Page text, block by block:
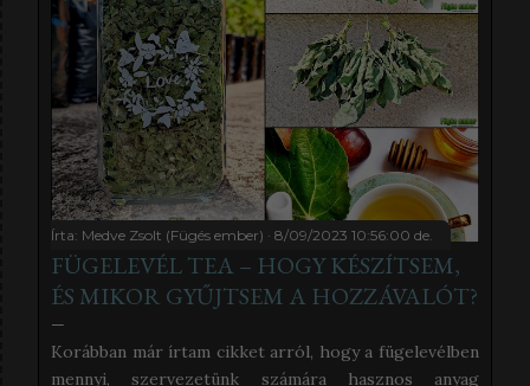
szabályait betartva nincs szükség tartósítószerekre
sem, ezért az én receptem teljesen egyszerű. Ha
pedig a kristálycukrot helyettesítjük valamilyen
édesítőszerrel, akkor még inkább egészséges lesz a
végeredmény. A fügelevélből főzött szörpnek
kimondottan különleges íze van, ami vagy ízleni fog,
vagy nem. Nekem nagyon ízlik, kimondottan frissítő
hideg szódával, szó...
Írta: Medve Zsolt (Fügés ember) 8/09/2023 10:56:00 de.
FÜGELEVÉL TEA – HOGY KÉSZÍTSEM,
ÉS MIKOR GYŰJTSEM A HOZZÁVALÓT?
Korábban már írtam cikket arról, hogy a fügelevélben
mennyi, szervezetünk számára hasznos anyag